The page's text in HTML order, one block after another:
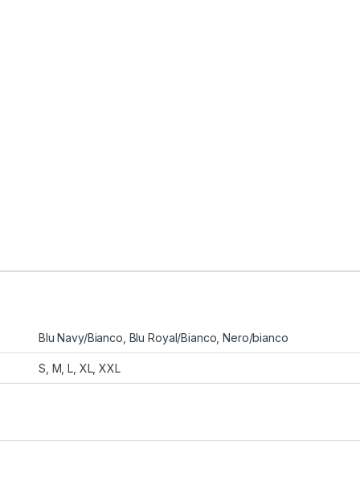
Blu Navy/Bianco, Blu Royal/Bianco, Nero/bianco
S, M, L, XL, XXL